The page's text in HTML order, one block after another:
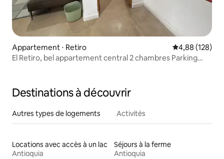
Appartement ⋅ Retiro Évaluation
4,88 (128)
El Retiro, bel appartement central 2 chambres Parking
Destinations à découvrir
Autres types de logements Activités
Locations avec accès à un lac
Antioquia
Séjours à la ferme
Antioquia